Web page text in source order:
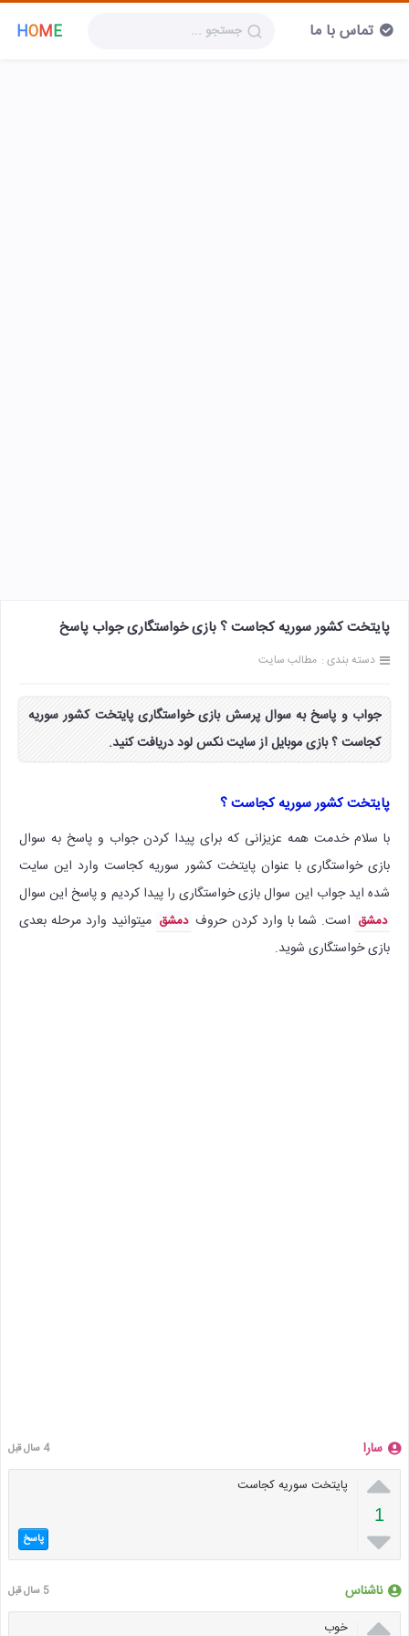
HOME تماس با ما
پایتخت کشور سوریه کجاست ؟ بازی خواستگاری جواب پاسخ
دسته بندی : مطالب سایت
جواب و پاسخ به سوال پرسش بازی خواستگاری پایتخت کشور سوریه
کجاست ؟ بازی موبایل از سایت نکس لود دریافت کنید.
پایتخت کشور سوریه کجاست ؟
با سلام خدمت همه عزیزانی که برای پیدا کردن جواب و پاسخ به سوال
بازی خواستگاری با عنوان پایتخت کشور سوریه کجاست وارد این سایت
شده اید جواب این سوال بازی خواستگاری را پیدا کردیم و پاسخ این سوال
دمشق است. شما با وارد کردن حروف دمشق میتوانید وارد مرحله بعدی
بازی خواستگاری شوید.
سارا 4 سال قبل

1

پایتخت سوریه کجاست
پاسخ
ناشناس 5 سال قبل
 خوب